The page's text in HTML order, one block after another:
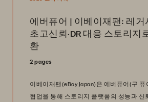
에버퓨어 | 이베이재팬: 레거
초고신뢰·DR 대응 스토리지
환
2 pages
이베이재팬(eBay Japan)은 에버퓨어(구
협업을 통해 스토리지 플랫폼의 성능과 신